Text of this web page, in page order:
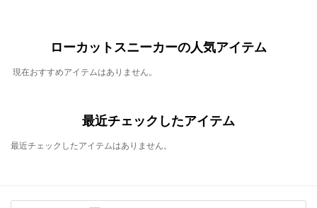
ローカットスニーカーの人気アイテム
現在おすすめアイテムはありません。
最近チェックしたアイテム
最近チェックしたアイテムはありません。